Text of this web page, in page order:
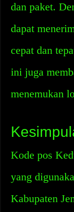
dan paket.
dapat
cepat dan
ini juga
menemukan
Kode pos
yang
Kabupaten